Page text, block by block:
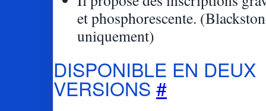
et phosphorescente.
uniquement)
DISPONIBLE EN DEUX
VERSIONS #